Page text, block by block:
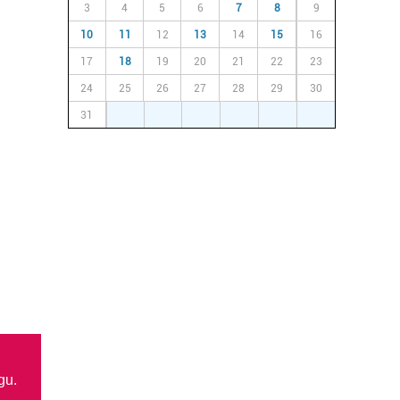
3 4 5 6 7 8 9
10 11 12 13 14 15 16
17 18 19 20 21 22 23
24 25 26 27 28 29 30
31